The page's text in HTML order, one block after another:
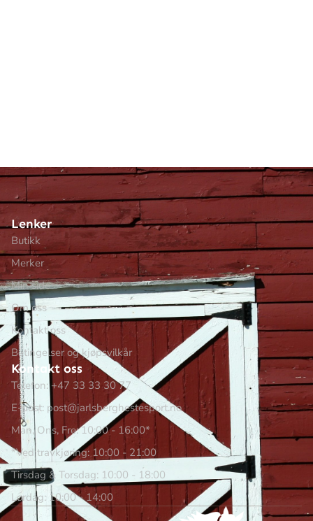
Lenker
Butikk
Merker
Min side
Om oss
Kontakt oss
Betingelser og kjøpsvilkår
Kontakt oss
Telefon: +47 33 33 30 77
E-post: post@jarlsberghestesport.no
Man, Ons, Fre: 10:00 - 16:00*
*Ved travkjøring: 10:00 - 21:00
Tirsdag & Torsdag: 10:00 - 18:00
Lørdag: 10:00 - 14:00